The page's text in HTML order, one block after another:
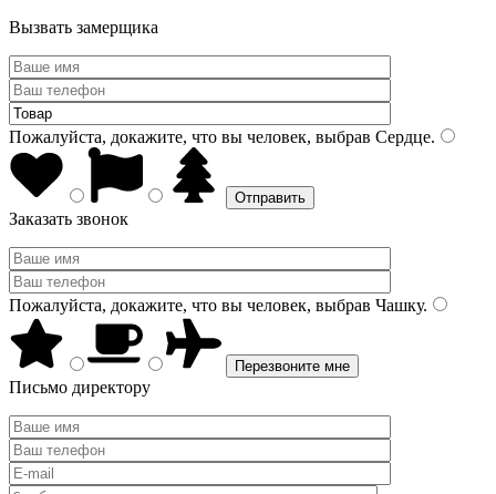
Вызвать замерщика
Пожалуйста, докажите, что вы человек, выбрав Сердце.
Заказать звонок
Пожалуйста, докажите, что вы человек, выбрав Чашку.
Письмо директору